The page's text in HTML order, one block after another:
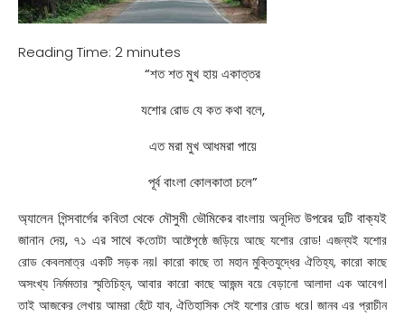
Reading Time: 2minutes
“শত শত মুখ হায় একাত্তর
যশোর রোড যে কত কথা বলে,
এত মরা মুখ আধমরা পায়ে
পূর্ব বাংলা কোলকাতা চলে”
অ্যালেন গিন্সবার্গের কবিতা থেকে মৌসুমী ভৌমিকের বাংলায় অনূদিত উপরের দুটি বাক্যই
জানান দেয়, ৭১ এর সাথে কতোটা আষ্টেপৃষ্ঠে জড়িয়ে আছে যশোর রোড! এজন্যই যশোর
রোড কেবলমাত্র একটি সড়ক নয়। কারো কাছে তা মহান মুক্তিযুদ্ধের ঐতিহ্য, কারো কাছে
অসংখ্য নির্মমতার স্মৃতিচিহ্ন, আবার কারো কাছে আজন্ম বয়ে বেড়ানো আলাদা এক আবেগ।
তাই আজকের লেখায় আমরা হেঁটে যাব, ঐতিহাসিক সেই যশোর রোড ধরে। জানব এর প্রাচীন